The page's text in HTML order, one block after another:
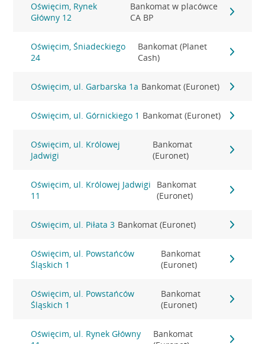
Oświęcim, Rynek
Główny 12
Bankomat w placówce
CA BP
Oświęcim, Śniadeckiego
24
Bankomat (Planet
Cash)
Oświęcim, ul. Garbarska 1a Bankomat (Euronet)
Oświęcim, ul. Górnickiego 1 Bankomat (Euronet)
Oświęcim, ul. Królowej
Jadwigi
Bankomat
(Euronet)
Oświęcim, ul. Królowej Jadwigi
11
Bankomat
(Euronet)
Oświęcim, ul. Piłata 3 Bankomat (Euronet)
Oświęcim, ul. Powstańców
Śląskich 1
Bankomat
(Euronet)
Oświęcim, ul. Powstańców
Śląskich 1
Bankomat
(Euronet)
Oświęcim, ul. Rynek Główny
Bankomat